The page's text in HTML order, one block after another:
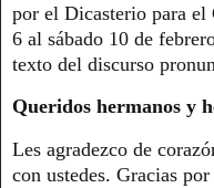
por el Dicasterio para el
6 al sábado 10 de
texto del discurso
Queridos hermanos y
Les agradezco de
con ustedes. Gracias